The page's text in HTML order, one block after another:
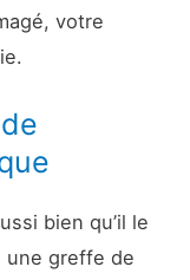
votre
bien qu’il le
une greffe de